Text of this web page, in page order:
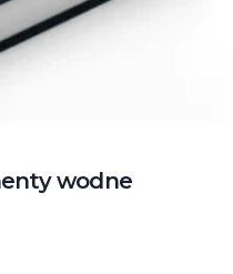
wodne